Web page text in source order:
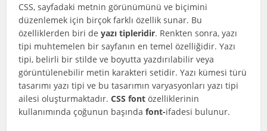
CSS, sayfadaki metnin görünümünü ve biçimini
düzenlemek için birçok farklı özellik sunar. Bu
özelliklerden biri deyazı tipleridir. Renkten sonra, yazı
tipi muhtemelen bir sayfanın en temel özelliğidir. Yazı
tipi, belirli bir stilde ve boyutta yazdırılabilir veya
görüntülenebilir metin karakteri setidir. Yazı kümesi türü
tasarımı yazı tipi ve bu tasarımın varyasyonları yazı tipi
ailesi oluşturmaktadır.CSS font özelliklerinin
kullanımında çoğunun başındafont-ifadesi bulunur.